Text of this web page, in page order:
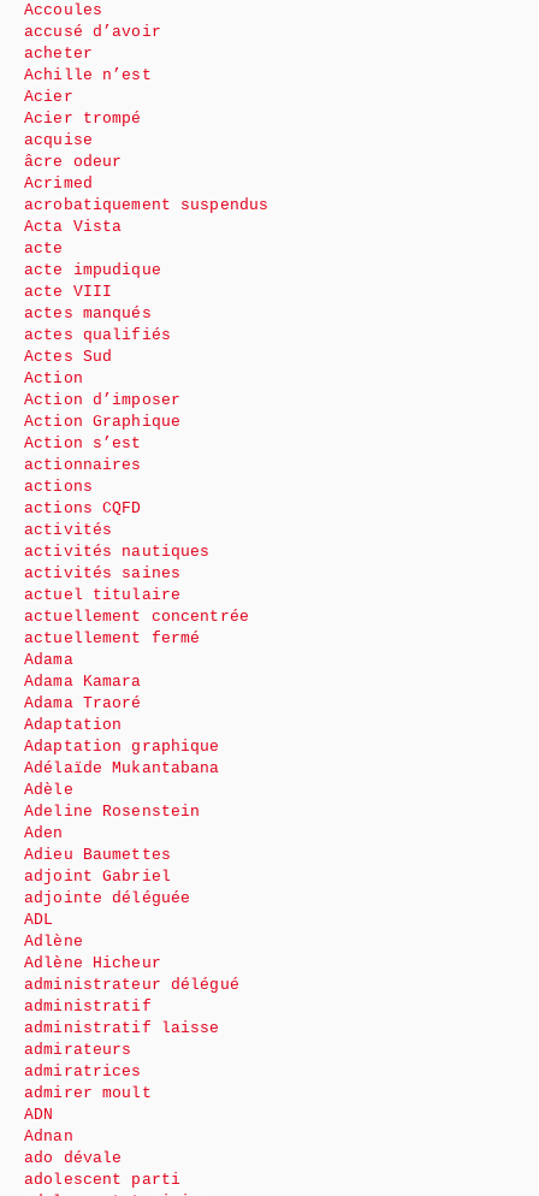
Accoules
accusé d’avoir
acheter
Achille n’est
Acier
Acier trompé
acquise
âcre odeur
Acrimed
acrobatiquement suspendus
Acta Vista
acte
acte impudique
acte VIII
actes manqués
actes qualifiés
Actes Sud
Action
Action d’imposer
Action Graphique
Action s’est
actionnaires
actions
actions CQFD
activités
activités nautiques
activités saines
actuel titulaire
actuellement concentrée
actuellement fermé
Adama
Adama Kamara
Adama Traoré
Adaptation
Adaptation graphique
Adélaïde Mukantabana
Adèle
Adeline Rosenstein
Aden
Adieu Baumettes
adjoint Gabriel
adjointe déléguée
ADL
Adlène
Adlène Hicheur
administrateur délégué
administratif
administratif laisse
admirateurs
admiratrices
admirer moult
ADN
Adnan
ado dévale
adolescent parti